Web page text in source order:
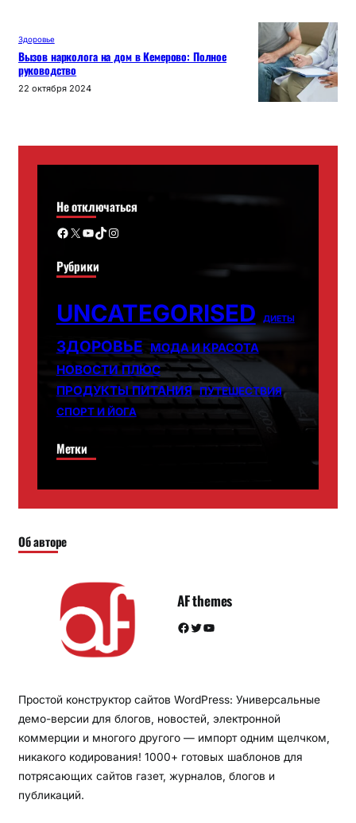
Здоровье
Вызов нарколога на дом в Кемерово: Полное
руководство
22 октября 2024
Не отключаться
Facebook X YouTube TikTok Instagram
Рубрики
UNCATEGORISED ДИЕТЫ
ЗДОРОВЬЕ МОДА И КРАСОТА
НОВОСТИ ПЛЮС
ПРОДУКТЫ ПИТАНИЯ ПУТЕШЕСТВИЯ
СПОРТ И ЙОГА
Метки
Об авторе
AF themes
Facebook Twitter YouTube
Простой конструктор сайтов WordPress: Универсальные
демо-версии для блогов, новостей, электронной
коммерции и многого другого — импорт одним щелчком,
никакого кодирования! 1000+ готовых шаблонов для
потрясающих сайтов газет, журналов, блогов и
публикаций.